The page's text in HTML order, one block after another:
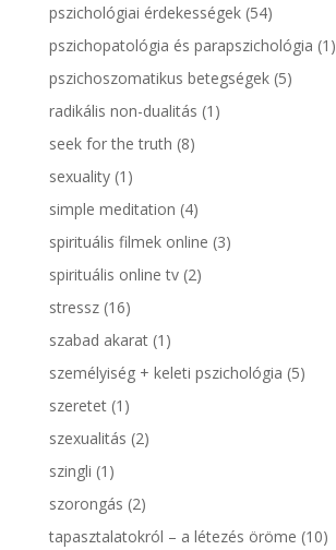
pszichológiai érdekességek(54)
pszichopatológia és parapszichológia (1)
pszichoszomatikus betegségek(5)
radikális non-dualitás (1)
seek for the truth (8)
sexuality(1)
simple meditation (4)
spirituális filmek online (3)
spirituális online tv(2)
stressz(16)
szabad akarat(1)
személyiség + keleti pszichológia (5)
szeretet(1)
szexualitás (2)
szingli (1)
szorongás (2)
tapasztalatokról – a létezés öröme (10)